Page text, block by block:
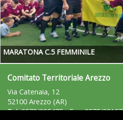
MARATONA C.5 FEMMINILE
Comitato Territoriale Arezzo
Via Catenaia, 12
52100 Arezzo (AR)
Tel: 0575/295475 - Fax: 0575/28157